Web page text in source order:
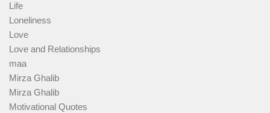
Life
Loneliness
Love
Love and Relationships
maa
Mirza Ghalib
Mirza Ghalib
Motivational Quotes